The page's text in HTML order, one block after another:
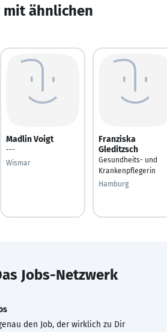
mit ähnlichen
Madlin Voigt
---
Wismar
Franziska
Gleditzsch
Gesundheits- und
Krankenpflegerin
Hamburg
Jobs-Netzwerk
den Job, der wirklich zu Dir